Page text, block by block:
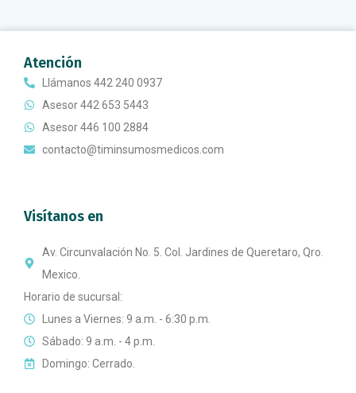
Atención
Llámanos 442 240 0937
Asesor 442 653 5443
Asesor 446 100 2884
contacto@timinsumosmedicos.com
Visítanos en
Av. Circunvalación No. 5. Col. Jardines de Queretaro, Qro.
Mexico.
Horario de sucursal:
Lunes a Viernes: 9 a.m. - 6:30 p.m.
Sábado: 9 a.m. - 4 p.m.
Domingo: Cerrado.